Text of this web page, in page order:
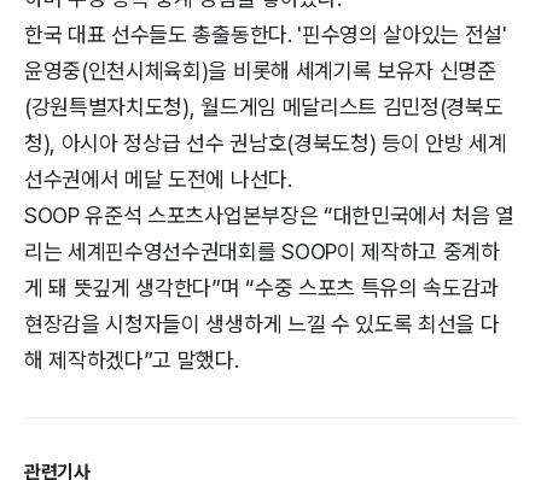
한국 대표 선수들도 총출동한다. '핀수영의 살아있는 전설'
윤영중(인천시체육회)을 비롯해 세계기록 보유자 신명준
(강원특별자치도청), 월드게임 메달리스트 김민정(경북도
청), 아시아 정상급 선수 권남호(경북도청) 등이 안방 세계
선수권에서 메달 도전에 나선다.
SOOP 유준석 스포츠사업본부장은 “대한민국에서 처음 열
리는 세계핀수영선수권대회를 SOOP이 제작하고 중계하
게 돼 뜻깊게 생각한다”며 “수중 스포츠 특유의 속도감과
현장감을 시청자들이 생생하게 느낄 수 있도록 최선을 다
해 제작하겠다”고 말했다.
관련기사